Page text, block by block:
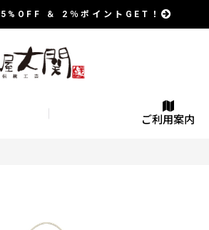
5%OFF ＆ 2％ポイントGET！
ご利用案内